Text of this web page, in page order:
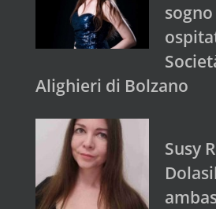
Alighieri di Bolzano
Susy